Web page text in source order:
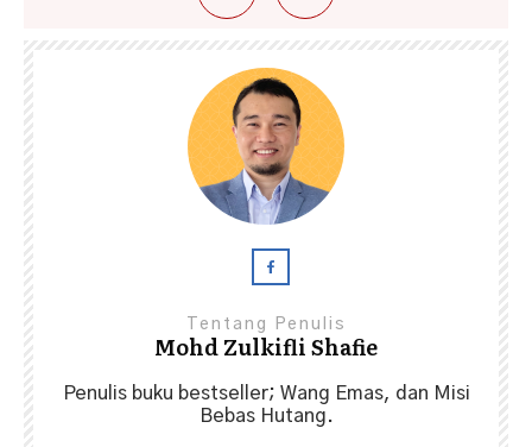
Tentang Penulis
Mohd Zulkifli Shafie
Penulis buku bestseller; Wang Emas, dan Misi
Bebas Hutang.